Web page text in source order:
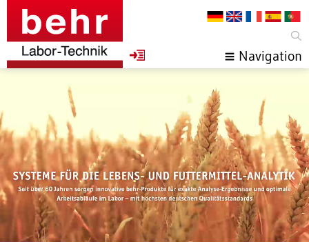
Navigation